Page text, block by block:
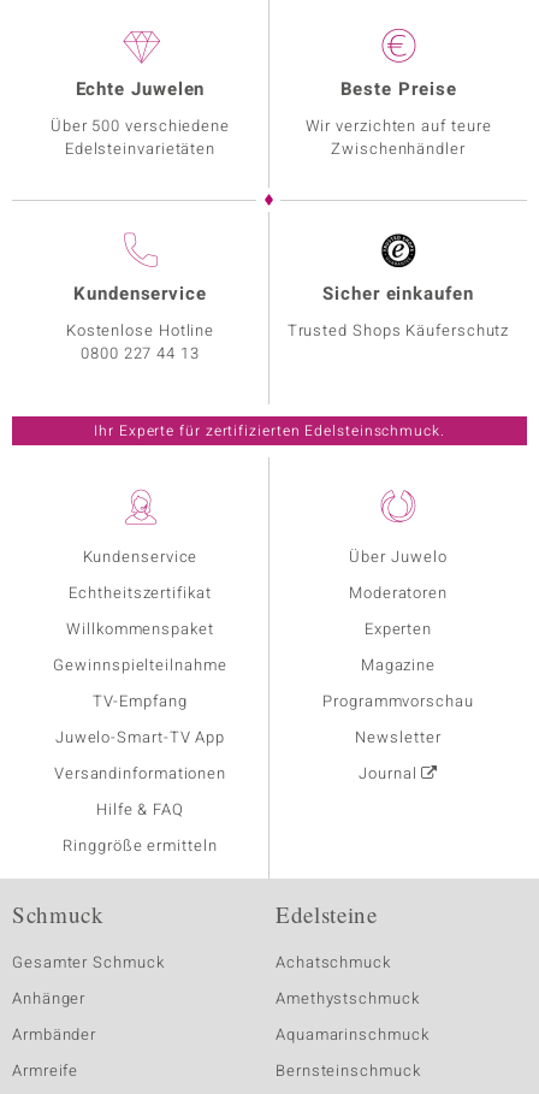
Kundenservice
Echtheitszertifikat
Willkommenspaket
Gewinnspielteilnahme
TV-Empfang
Juwelo-Smart-TV App
Versandinformationen
Hilfe & FAQ
Ringgröße ermitteln
Über Juwelo
Moderatoren
Experten
Magazine
Programmvorschau
Newsletter
Journal
Echte Juwelen
Über 500 verschiedene
Edelsteinvarietäten
Beste Preise
Wir verzichten auf teure
Zwischenhändler
Kundenservice
Kostenlose Hotline
0800 227 44 13
Sicher einkaufen
Trusted Shops Käuferschutz
Ihr Experte für zertifizierten Edelsteinschmuck.
Schmuck
Gesamter Schmuck
Anhänger
Armbänder
Armreife
Edelsteine
Achatschmuck
Amethystschmuck
Aquamarinschmuck
Bernsteinschmuck